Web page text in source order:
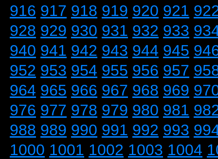
916 917 918 919 920 921
928 929 930 931 932 933
940 941 942 943 944 945
952 953 954 955 956 957
964 965 966 967 968 969
976 977 978 979 980 981
988 989 990 991 992 993
1000 1001 1002 1003 1004